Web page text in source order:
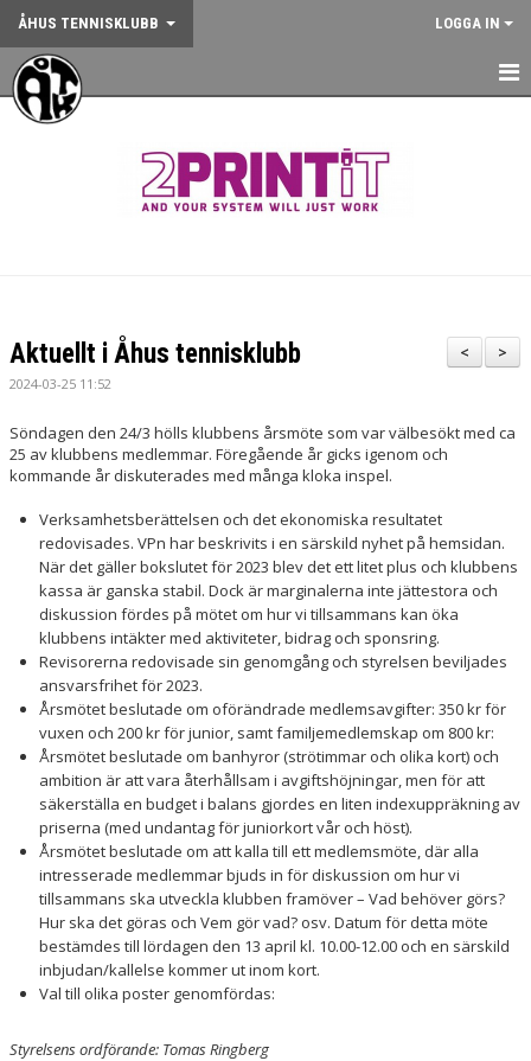
ÅHUS TENNISKLUBB LOGGA IN
HEM
ANMÄLAN AKTIVITET
KALENDER
GYM
KÖP KLUBBKLÄDER
ÅTK TRÄNINGSVERKSAMHET
>
<
Aktuellt i Åhus tennisklubb
2024-03-25 11:52
Söndagen den 24/3 hölls klubbens årsmöte som var välbesökt med ca
25 av klubbens medlemmar. Föregående år gicks igenom och
kommande år diskuterades med många kloka inspel.
Verksamhetsberättelsen och det ekonomiska resultatet
redovisades. VPn har beskrivits i en särskild nyhet på hemsidan.
När det gäller bokslutet för 2023 blev det ett litet plus och klubbens
kassa är ganska stabil. Dock är marginalerna inte jättestora och
diskussion fördes på mötet om hur vi tillsammans kan öka
klubbens intäkter med aktiviteter, bidrag och sponsring.
Revisorerna redovisade sin genomgång och styrelsen beviljades
ansvarsfrihet för 2023.
Årsmötet beslutade om oförändrade medlemsavgifter: 350 kr för
vuxen och 200 kr för junior, samt familjemedlemskap om 800 kr:
Årsmötet beslutade om banhyror (strötimmar och olika kort) och
ambition är att vara återhållsam i avgiftshöjningar, men för att
säkerställa en budget i balans gjordes en liten indexuppräkning av
priserna (med undantag för juniorkort vår och höst).
Årsmötet beslutade om att kalla till ett medlemsmöte, där alla
intresserade medlemmar bjuds in för diskussion om hur vi
tillsammans ska utveckla klubben framöver – Vad behöver görs?
Hur ska det göras och Vem gör vad? osv. Datum för detta möte
bestämdes till lördagen den 13 april kl. 10.00-12.00 och en särskild
inbjudan/kallelse kommer ut inom kort.
Val till olika poster genomfördas:
Styrelsens ordförande: Tomas Ringberg